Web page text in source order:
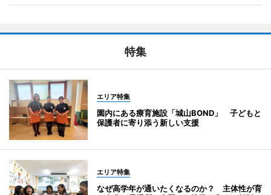
特集
エリア特集
園内にある療育施設「城山BOND」 子どもと
保護者に寄り添う新しい支援
エリア特集
なぜ高学年が通いたくなるのか？ 主体性が育